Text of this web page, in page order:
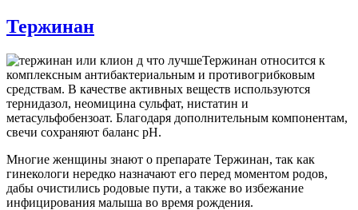
Тержинан
Тержинан относится к
комплексным антибактериальным и противогрибковым
средствам. В качестве активных веществ используются
тернидазол, неомицина сульфат, нистатин и
метасульфобензоат. Благодаря дополнительным компонентам,
свечи сохраняют баланс рН.
Многие женщины знают о препарате Тержинан, так как
гинекологи нередко назначают его перед моментом родов,
дабы очистились родовые пути, а также во избежание
инфицирования малыша во время рождения.